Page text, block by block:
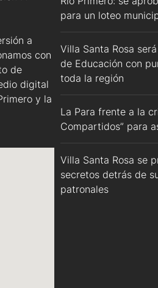
a
con
de
digital
y la
para un loteo
Villa Santa Rosa
de Educación con
toda la región
La Para frente a la
Compartidos” para
Villa Santa Rosa se
secretos detrás de
patronales